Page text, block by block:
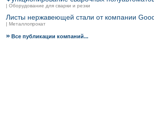
| Оборудование для сварки и резки
Листы нержавеющей стали от компании
| Металлопрокат
» Все публикации компаний...